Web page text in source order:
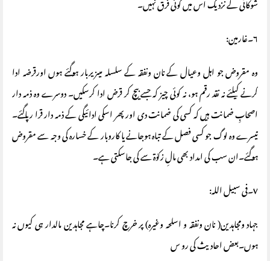
شوکانی کے نزدیک اس میں کوئی فرق نہیں۔
٦۔غارمین:
وہ مقروض جو اہل وعیال کے نان ونفقہ کے سلسلہ میںزیربار ہوگئے ہوں اورقرضہ ادا
کرنے کیلئے نہ نقد رقم ہو، نہ کوئی چیز کہ جسے بیچ کر قرض ادا کرسکیں۔ دوسرے وہ ذمہ دار
اصحابِ ضمانت ہیں کہ کسی کی ضمانت دی اور پھر اسکی ادائیگی کے ذمہ دار قرا رپاگئے۔
تیسرے وہ لوگ جو کسی فصل کے تباہ ہوجانے یا کاروبار کے خسارہ کی وجہ سے مقروض
ہوگئے۔ان سب کی امداد بھی مالِ زکوٰة سے کی جاسکتی ہے۔
٧۔فی سبیل اللہ:
جہاد ومجاہدین( نان ونفقہ و اسلحہ وغیرہ) پر خرچ کرنا۔چاہے مجاہدین مالدار ہی کیوں نہ
ہوں۔بعض احادیث کی رو س